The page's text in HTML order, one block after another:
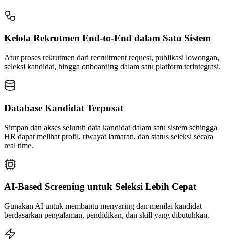
Kelola Rekrutmen End-to-End dalam Satu Sistem
Atur proses rekrutmen dari recruitment request, publikasi lowongan,
seleksi kandidat, hingga onboarding dalam satu platform terintegrasi.
Database Kandidat Terpusat
Simpan dan akses seluruh data kandidat dalam satu sistem sehingga
HR dapat melihat profil, riwayat lamaran, dan status seleksi secara
real time.
AI-Based Screening untuk Seleksi Lebih Cepat
Gunakan AI untuk membantu menyaring dan menilai kandidat
berdasarkan pengalaman, pendidikan, dan skill yang dibutuhkan.